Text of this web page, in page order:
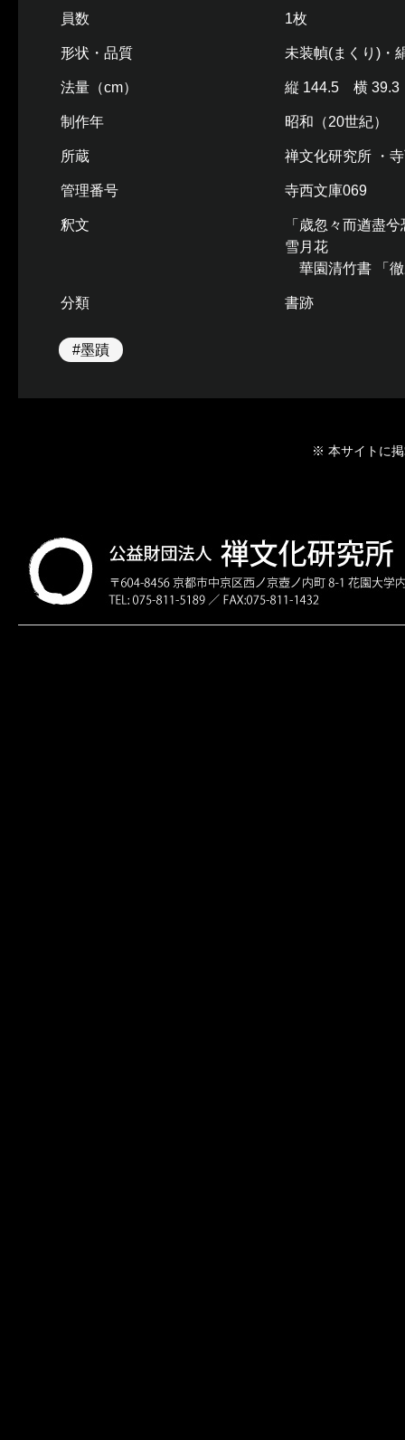
員数 1枚
形状・品質 未装幀(まくり)・
法量（cm） 縦 144.5 横 39.3
制作年 昭和（20世紀）
所蔵 禅文化研究所 ・
管理番号 寺西文庫069
釈文
「歳忽々而遒盡
雪月花
華園清竹書 「徹
分類 書跡
#墨蹟
※ 本サイトに